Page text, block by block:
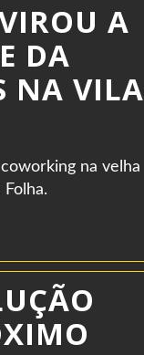
A
DA
NA VILA
na velha